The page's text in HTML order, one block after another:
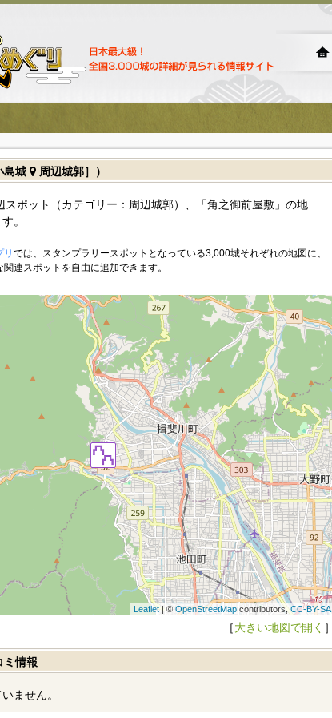
島城 周辺城郭］）
ポット（カテゴリー：周辺城郭）、「角之御前屋敷」の地
。
リ では、スタンプラリースポットとなっている3,000城それぞれの地図に、
連スポットを自由に追加できます。
Leaflet| © OpenStreetMapcontributors,CC-BY-SA
［大きい地図で開く ］
ミ情報
ません。